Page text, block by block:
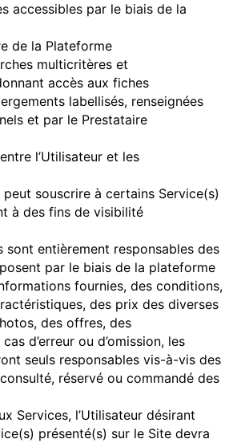
accessibles par le biais de la
de la Plateforme
multicritères et
accès aux fiches
labellisés, renseignées
et par le Prestataire
l’Utilisateur et les
souscrire à certains Service(s)
à des fins de visibilité
sont entièrement responsables des
par le biais de la plateforme
fournies, des conditions,
des prix des diverses
des offres, des
d’erreur ou d’omission, les
seuls responsables vis-à-vis des
réservé ou commandé des
Services, l’Utilisateur désirant
présenté(s) sur le Site devra